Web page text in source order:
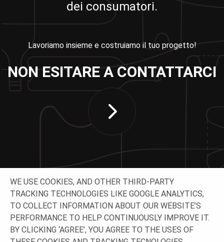
dei consumatori.
Lavoriamo insieme e costruiamo il tuo progetto!
NON ESITARE A CONTATTARCI
WE USE COOKIES, AND OTHER THIRD-PARTY
TRACKING TECHNOLOGIES LIKE GOOGLE ANALYTICS,
TO COLLECT INFORMATION ABOUT OUR WEBSITE’S
PERFORMANCE TO HELP CONTINUOUSLY IMPROVE IT.
BY CLICKING ‘AGREE’, YOU AGREE TO THE USES OF